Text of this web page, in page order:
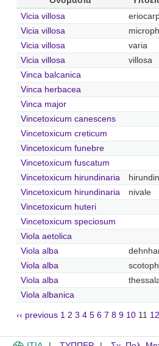
Vicia villosa
Vicia villosa
Vicia villosa
varia
Vicia villosa
villosa
Vinca balcanica
Vinca herbacea
Vinca major
Vincetoxicum canescens
Vincetoxicum creticum
Vincetoxicum funebre
Vincetoxicum fuscatum
Vincetoxicum hirundinaria
Vincetoxicum hirundinaria
nivale
Vincetoxicum huteri
Vincetoxicum speciosum
Viola aetolica
Viola alba
Viola alba
Viola alba
Viola albanica
‹‹ previous 1 2 3 4 5 6 7 8 9 10 11 12